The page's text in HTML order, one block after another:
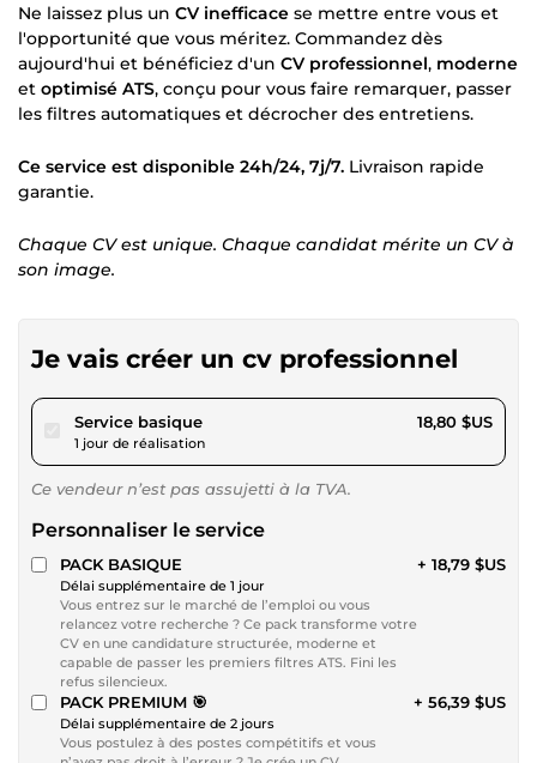
Ne laissez plus un CV inefficace se mettre entre vous et
l'opportunité que vous méritez. Commandez dès
aujourd'hui et bénéficiez d'un CV professionnel, moderne
et optimisé ATS, conçu pour vous faire remarquer, passer
les filtres automatiques et décrocher des entretiens.
Ce service est disponible 24h/24, 7j/7. Livraison rapide
garantie.
Chaque CV est unique. Chaque candidat mérite un CV à
son image.
Je vais créer un cv professionnel
Service basiquepour 17,32 $US
1 jour de réalisation
18,80 $US
Ce vendeur n’est pas assujetti à la TVA.
Personnaliser le service
PACK BASIQUE
Délai supplémentaire de 1 jour
Vous entrez sur le marché de l’emploi ou vous
relancez votre recherche ? Ce pack transforme votre
CV en une candidature structurée, moderne et
capable de passer les premiers filtres ATS. Fini les
refus silencieux.
+ 18,79 $US
PACK PREMIUM 🎯
Délai supplémentaire de 2 jours
Vous postulez à des postes compétitifs et vous
+ 56,39 $US